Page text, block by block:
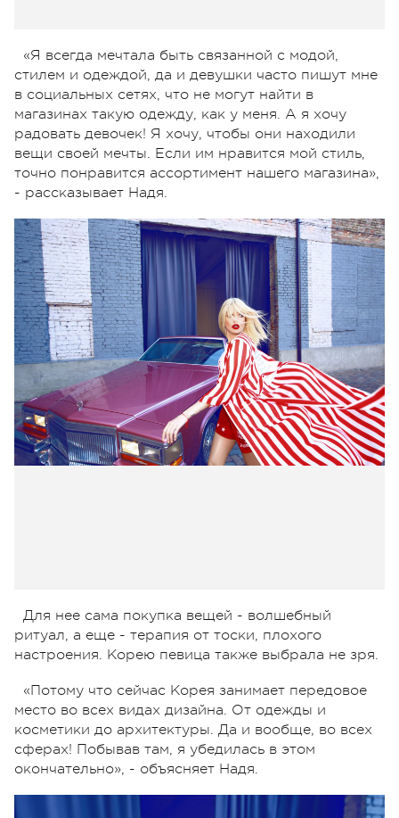
«Я всегда мечтала быть связанной с модой,
стилем и одеждой, да и девушки часто пишут мне
в социальных сетях, что не могут найти в
магазинах такую одежду, как у меня. А я хочу
радовать девочек! Я хочу, чтобы они находили
вещи своей мечты. Если им нравится мой стиль,
точно понравится ассортимент нашего магазина»,
- рассказывает Надя.
Для нее сама покупка вещей - волшебный
ритуал, а еще - терапия от тоски, плохого
настроения. Корею певица также выбрала не зря.
«Потому что сейчас Корея занимает передовое
место во всех видах дизайна. От одежды и
косметики до архитектуры. Да и вообще, во всех
сферах! Побывав там, я убедилась в этом
окончательно», - объясняет Надя.